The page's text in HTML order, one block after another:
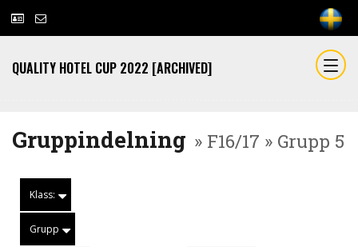
QUALITY HOTEL CUP 2022 [ARCHIVED]
Gruppindelning » F16/17 » Grupp 5
Klass:
Grupp